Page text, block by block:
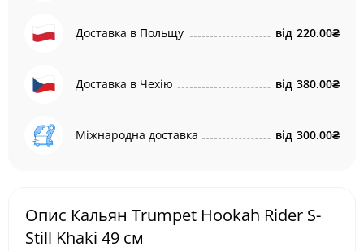
Доставка в Польщу від 220.00₴
Доставка в Чехію від 380.00₴
Міжнародна доставка від 300.00₴
Опис Кальян Trumpet Hookah Rider S-
Still Khaki 49 см